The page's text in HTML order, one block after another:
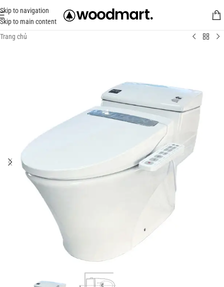
Skip to navigation
Skip to main content
Trang chủ